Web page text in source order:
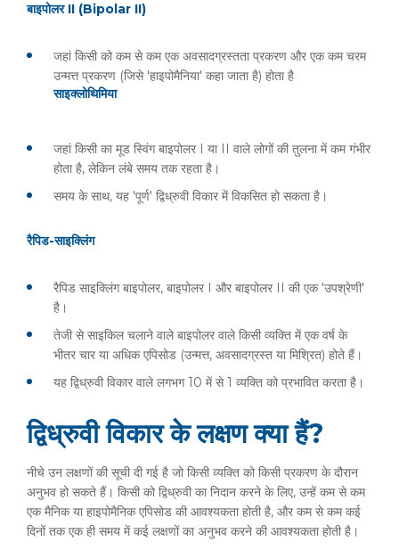
बाइपोलर II (Bipolar II)
जहां किसी को कम से कम एक अवसादग्रस्तता प्रकरण और एक कम चरम
उन्मत्त प्रकरण (जिसे 'हाइपोमैनिया' कहा जाता है) होता है
साइक्लोथिमिया
जहां किसी का मूड स्विंग बाइपोलर I या II वाले लोगों की तुलना में कम गंभीर
होता है, लेकिन लंबे समय तक रहता है।
समय के साथ, यह 'पूर्ण' द्विध्रुवी विकार में विकसित हो सकता है।
रैपिड-साइक्लिंग
रैपिड साइक्लिंग बाइपोलर, बाइपोलर I और बाइपोलर II की एक 'उपश्रेणी'
है।
तेजी से साइकिल चलाने वाले बाइपोलर वाले किसी व्यक्ति में एक वर्ष के
भीतर चार या अधिक एपिसोड (उन्मत्त, अवसादग्रस्त या मिश्रित) होते हैं।
यह द्विध्रुवी विकार वाले लगभग 10 में से 1 व्यक्ति को प्रभावित करता है।
द्विध्रुवी विकार के लक्षण क्या हैं?
नीचे उन लक्षणों की सूची दी गई है जो किसी व्यक्ति को किसी प्रकरण के दौरान
अनुभव हो सकते हैं। किसी को द्विध्रुवी का निदान करने के लिए, उन्हें कम से कम
एक मैनिक या हाइपोमैनिक एपिसोड की आवश्यकता होती है, और कम से कम कई
दिनों तक एक ही समय में कई लक्षणों का अनुभव करने की आवश्यकता होती है।